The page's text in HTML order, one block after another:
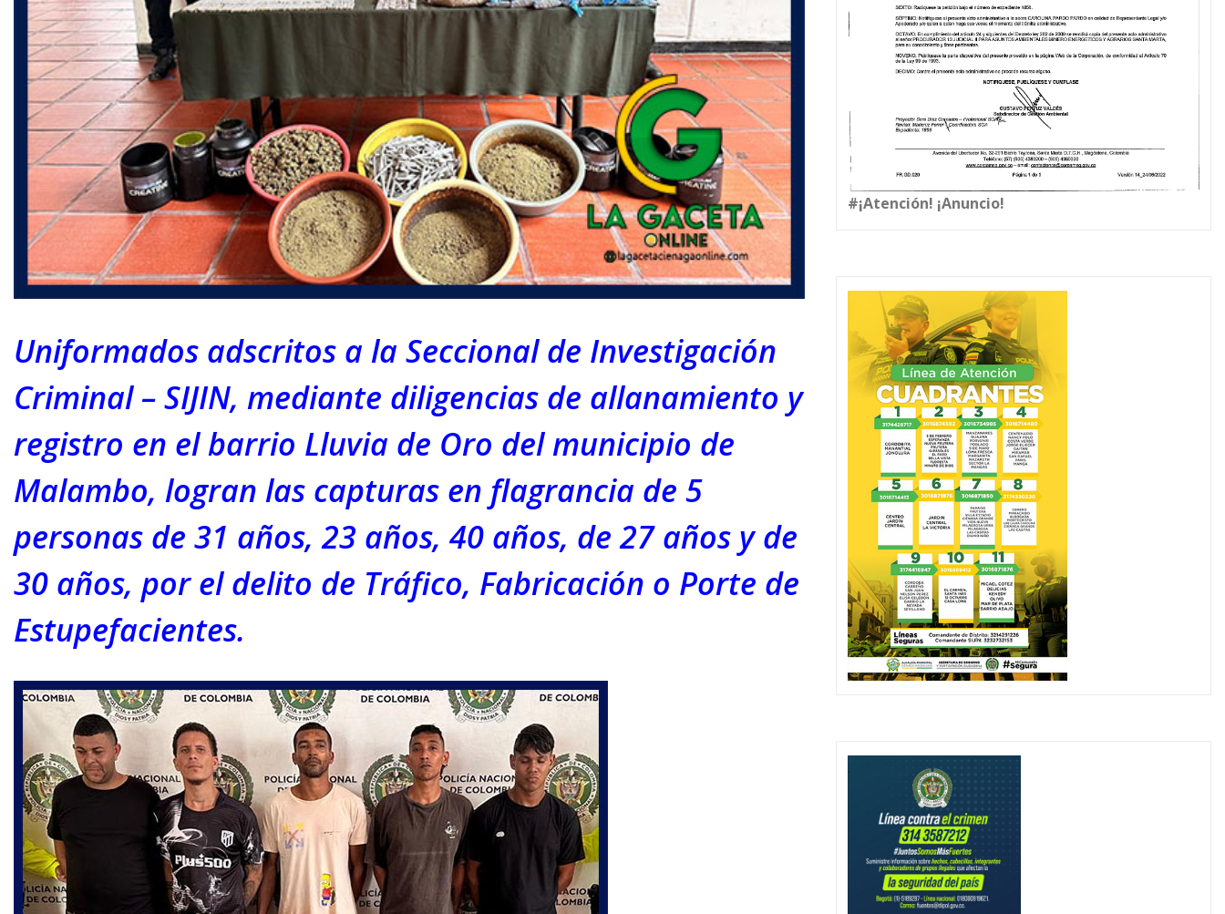
Uniformados adscritos a la Seccional de Investigación
Criminal – SIJIN, mediante diligencias de allanamiento y
registro en el barrio Lluvia de Oro del municipio de
Malambo, logran las capturas en flagrancia de 5
personas de 31 años, 23 años, 40 años, de 27 años y de
30 años, por el delito de Tráfico, Fabricación o Porte de
Estupefacientes.
#¡Atención! ¡Anuncio!